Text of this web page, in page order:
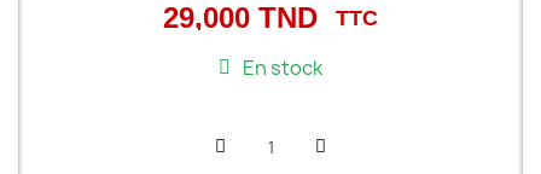
29,000 TND TTC
En stock